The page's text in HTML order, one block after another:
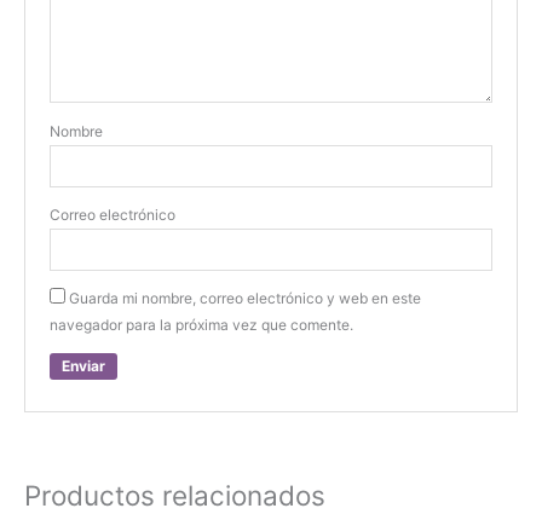
Nombre
Correo electrónico
Guarda mi nombre, correo electrónico y web en este
navegador para la próxima vez que comente.
Productos relacionados